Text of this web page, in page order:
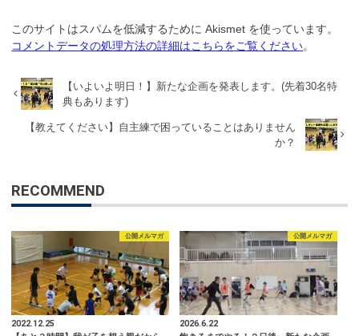
このサイトはスパムを低減するために Akismet を使っています。
コメントデータの処理方法の詳細はこちらをご覧ください。
【いよいよ明日！】新たな企画を発表します。(先着30名特
典もあります)
【教えてください】自主練で困っていることはありません
か？
RECOMMEND
公開メルマガ
2022.12.25
公開メルマガ
2026.6.22